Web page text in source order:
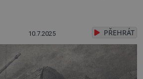
10.7.2025 PŘEHRÁT